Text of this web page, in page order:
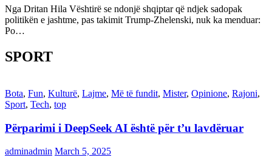
Nga Dritan Hila Vështirë se ndonjë shqiptar që ndjek sadopak
politikën e jashtme, pas takimit Trump-Zhelenski, nuk ka menduar:
Po…
SPORT
Bota, Fun, Kulturë, Lajme, Më të fundit, Mister, Opinione, Rajoni,
Sport, Tech, top
Përparimi i DeepSeek AI është për t’u lavdëruar
adminadmin March 5, 2025